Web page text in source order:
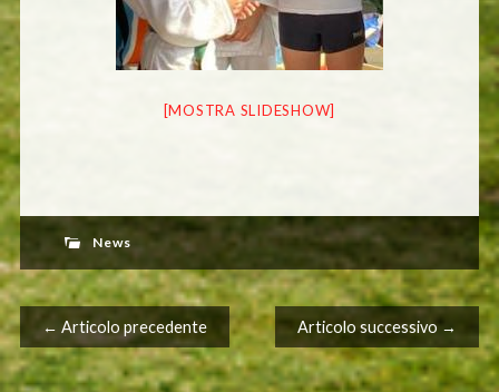
[MOSTRA SLIDESHOW]
News
Navigazione articolo
← Articolo precedente Articolo successivo →